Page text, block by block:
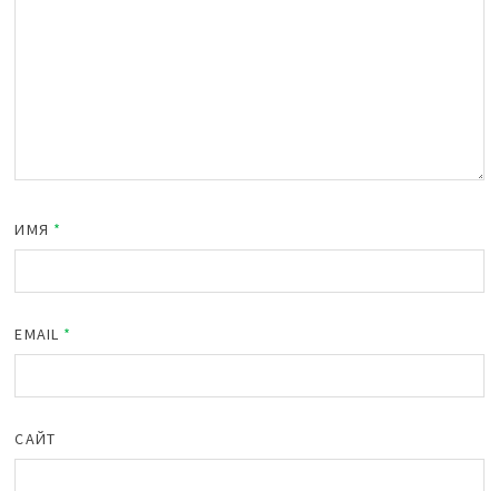
ИМЯ *
EMAIL *
САЙТ